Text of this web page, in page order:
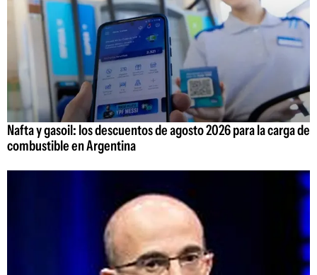
Nafta y gasoil: los descuentos de agosto 2026 para la carga de
combustible en Argentina